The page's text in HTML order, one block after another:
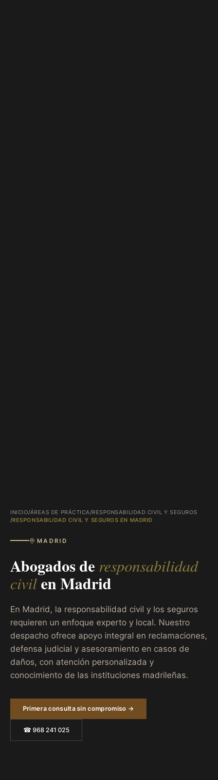
INICIO/ÁREAS DE PRÁCTICA/RESPONSABILIDAD CIVIL Y SEGUROS
/RESPONSABILIDAD CIVIL Y SEGUROS EN MADRID
MADRID
Abogados de responsabilidad
civilenMadrid
En Madrid, la responsabilidad civil y los seguros
requieren un enfoque experto y local. Nuestro
despacho ofrece apoyo integral en reclamaciones,
defensa judicial y asesoramiento en casos de
daños, con atención personalizada y
conocimiento de las instituciones madrileñas.
Primera consulta sin compromiso →
☎ 968 241 025